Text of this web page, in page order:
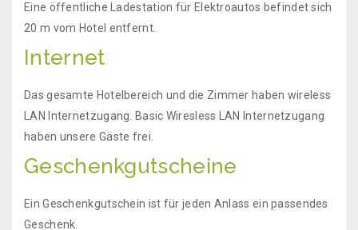
Eine öffentliche Ladestation für Elektroautos befindet sich
20 m vom Hotel entfernt.
Internet
Das gesamte Hotelbereich und die Zimmer haben wireless
LAN Internetzugang. Basic Wiresless LAN Internetzugang
haben unsere Gäste frei.
Geschenkgutscheine
Ein Geschenkgutschein ist für jeden Anlass ein passendes
Geschenk.